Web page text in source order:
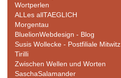
Wortperlen
ALLes allTAEGLICH
Morgentau
BluelionWebdesign - Blog
Susis Wollecke - Postfiliale Mitwitz
Tirilli
Zwischen Wellen und Worten
SaschaSalamander